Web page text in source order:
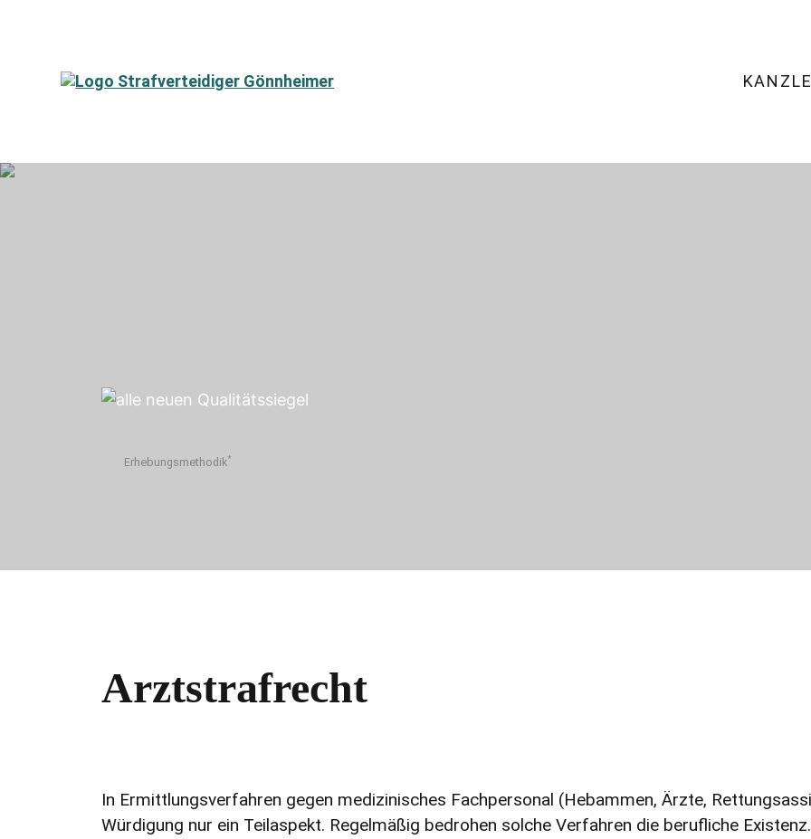
Erhebungsmethodik*
Arztstrafrecht
In Ermittlungsverfahren gegen medizinisches Fachpersonal (Hebammen, Ärzte,
Würdigung nur ein Teilaspekt. Regelmäßig bedrohen solche Verfahren die berufliche